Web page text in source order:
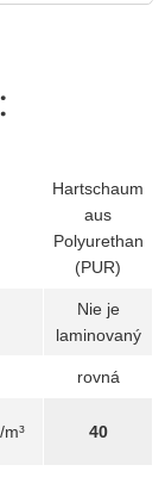
Hartschaum
aus
Polyurethan
(PUR)
Nie je
laminovaný
rovná
m³ 40